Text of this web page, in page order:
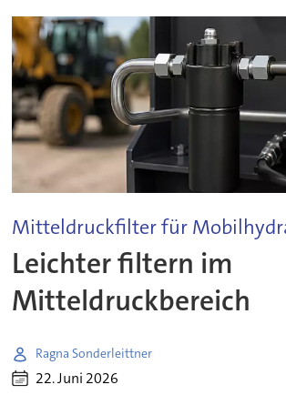
Mitteldruckfilter für
Leichter filtern im
Mitteldruckbereich
Ragna Sonderleittner
22. Juni 2026